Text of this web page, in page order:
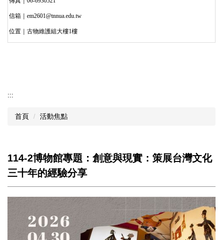
信箱｜em2601@tnnua.edu.tw
位置｜古物維護組大樓1樓
:::
首頁 活動焦點
114-2博物館專題：創意與現實：策展台灣文化
三十年的經驗分享